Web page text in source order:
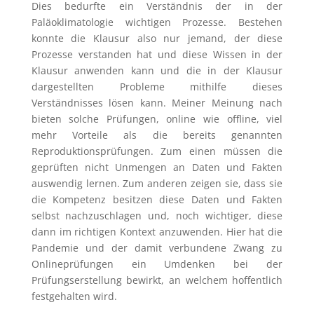
Dies bedurfte ein Verständnis der in der
Paläoklimatologie wichtigen Prozesse. Bestehen
konnte die Klausur also nur jemand, der diese
Prozesse verstanden hat und diese Wissen in der
Klausur anwenden kann und die in der Klausur
dargestellten Probleme mithilfe dieses
Verständnisses lösen kann. Meiner Meinung nach
bieten solche Prüfungen, online wie offline, viel
mehr Vorteile als die bereits genannten
Reproduktionsprüfungen. Zum einen müssen die
geprüften nicht Unmengen an Daten und Fakten
auswendig lernen. Zum anderen zeigen sie, dass sie
die Kompetenz besitzen diese Daten und Fakten
selbst nachzuschlagen und, noch wichtiger, diese
dann im richtigen Kontext anzuwenden. Hier hat die
Pandemie und der damit verbundene Zwang zu
Onlineprüfungen ein Umdenken bei der
Prüfungserstellung bewirkt, an welchem hoffentlich
festgehalten wird.